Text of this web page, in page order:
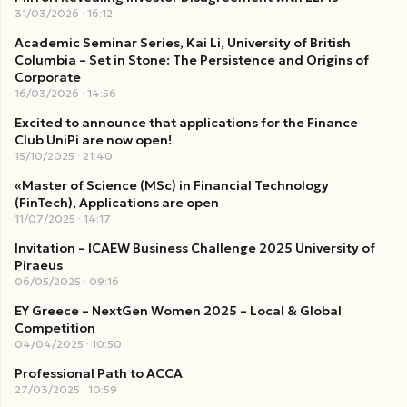
31/03/2026 16:12
Academic Seminar Series, Kai Li, University of British
Columbia – Set in Stone: The Persistence and Origins of
Corporate
16/03/2026 14:56
Excited to announce that applications for the Finance
Club UniPi are now open!
15/10/2025 21:40
«Master of Science (MSc) in Financial Technology
(FinTech), Applications are open
11/07/2025 14:17
Invitation – ICAEW Business Challenge 2025 University of
Piraeus
06/05/2025 09:16
EY Greece – NextGen Women 2025 – Local & Global
Competition
04/04/2025 10:50
Professional Path to ACCA
27/03/2025 10:59